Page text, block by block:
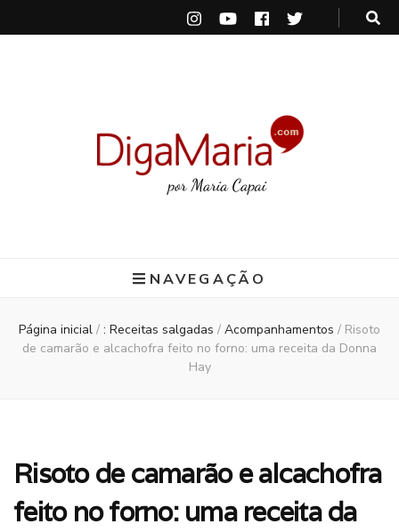
NAVEGAÇÃO
Página inicial / : Receitas salgadas / Acompanhamentos / Risoto
de camarão e alcachofra feito no forno: uma receita da Donna
Hay
Risoto de camarão e alcachofra
feito no forno: uma receita da